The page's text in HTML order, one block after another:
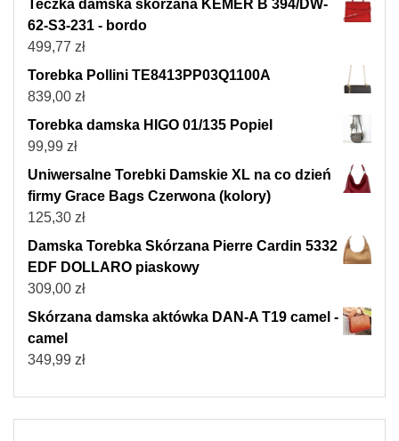
Teczka damska skórzana KEMER B 394/DW-
62-S3-231 - bordo
499,77 zł
Torebka Pollini TE8413PP03Q1100A
839,00 zł
Torebka damska HIGO 01/135 Popiel
99,99 zł
Uniwersalne Torebki Damskie XL na co dzień
firmy Grace Bags Czerwona (kolory)
125,30 zł
Damska Torebka Skórzana Pierre Cardin 5332
EDF DOLLARO piaskowy
309,00 zł
Skórzana damska aktówka DAN-A T19 camel -
camel
349,99 zł